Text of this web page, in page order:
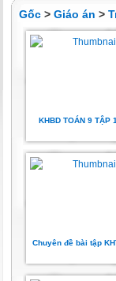
Gốc > Giáo án >
KHBD TOÁN 9 TẬP
Chuyên đề bài tập